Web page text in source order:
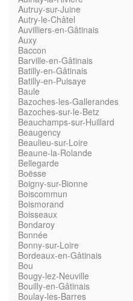
Autruy-sur-Juine
Autry-le-Châtel
Auvilliers-en-Gâtinais
Auxy
Baccon
Barville-en-Gâtinais
Batilly-en-Gâtinais
Batilly-en-Puisaye
Baule
Bazoches-les-Gallerandes
Bazoches-sur-le-Betz
Beauchamps-sur-Huillard
Beaugency
Beaulieu-sur-Loire
Beaune-la-Rolande
Bellegarde
Boësse
Boigny-sur-Bionne
Boiscommun
Boismorand
Boisseaux
Bondaroy
Bonnée
Bonny-sur-Loire
Bordeaux-en-Gâtinais
Bou
Bougy-lez-Neuville
Bouilly-en-Gâtinais
Boulay-les-Barres